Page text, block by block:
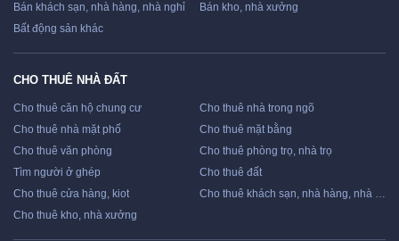
Bán khách sạn, nhà hàng, nhà nghỉ
Bán kho, nhà xưởng
Bất động sản khác
CHO THUÊ NHÀ ĐẤT
Cho thuê căn hộ chung cư
Cho thuê nhà trong ngõ
Cho thuê nhà mặt phố
Cho thuê mặt bằng
Cho thuê văn phòng
Cho thuê phòng trọ, nhà trọ
Tìm người ở ghép
Cho thuê đất
Cho thuê cửa hàng, kiot
Cho thuê khách sạn, nhà hàng, nhà nghỉ
Cho thuê kho, nhà xưởng